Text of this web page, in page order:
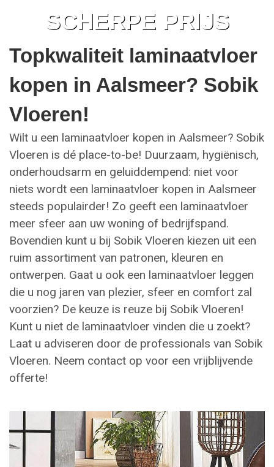
SCHERPE PRIJS
Topkwaliteit laminaatvloer
kopen in Aalsmeer? Sobik
Vloeren!
Wilt u een laminaatvloer kopen in Aalsmeer? Sobik
Vloeren is dé place-to-be! Duurzaam, hygiënisch,
onderhoudsarm en geluiddempend: niet voor
niets wordt een laminaatvloer kopen in Aalsmeer
steeds populairder! Zo geeft een laminaatvloer
meer sfeer aan uw woning of bedrijfspand.
Bovendien kunt u bij Sobik Vloeren kiezen uit een
ruim assortiment van patronen, kleuren en
ontwerpen. Gaat u ook een laminaatvloer leggen
die u nog jaren van plezier, sfeer en comfort zal
voorzien? De keuze is reuze bij Sobik Vloeren!
Kunt u niet de laminaatvloer vinden die u zoekt?
Laat u adviseren door de professionals van Sobik
Vloeren. Neem contact op voor een vrijblijvende
offerte!